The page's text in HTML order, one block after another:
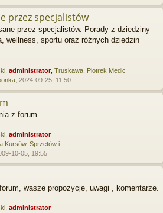
przez specjalistów
przez specjalistów. Porady z dziedziny
wellness, sportu oraz różnych dziedzin
administrator, Truskawa Piotrek Medic
, 2024-09-25, 11:50
z forum.
administrator
Kursów, Sprzetów i…
10-05, 19:55
wasze propozycje, uwagi , komentarze.
administrator